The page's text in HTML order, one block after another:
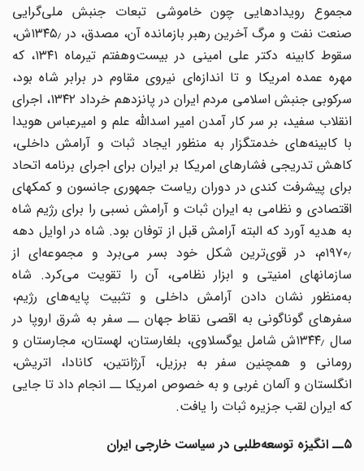
مجموع رویدادهایی چون خاموشی تبعات جنبش ملی‌گرایی
صنعت نفت و مرگ آخرین رهبر بازمانده آن، مصدق، در ۱۳۴۵٫ش‌،
سقوط کابینه دکتر علی امینی در بیست‌وهفتم تیرماه ۱۳۴۱، که
مهره عمده امریکا و تا اندازه‌ای نیروی مقاوم در برابر شاه بود،
سرکوبی جنبش اسلامی مردم ایران در پانزدهم خرداد ۱۳۴۲، اجرای
انقلاب سفید، بر سر کار آمدن امیر اسدالله علم و امیرعباس هویدا
با کابینه‌های خدمتگزار به منظور ایجاد ثبات و آرامش داخلی،
کاهش تدریجی فشارهای امریکا بر ایران برای اجرای برنامه اتحاد
برای پیشرفت کندی در دوران ریاست جمهوری جانسون و کمکهای
اقتصادی و نظامی به ایران ثبات و آرامش نسبی را برای رژیم شاه
به هدیه آورد که البته آرامش قبل از توفان بود. شاه در اوایل دهه
۱۹۷۰٫م، در قوی‌ترین شکل خود بسر می‌برد و مجموعه‌ای از
سازمانهای امنیتی و ابزار نظامی، آن را تقویت می‌کرد. شاه
به‌منظور نشان دادن آرامش داخلی و تثبیت پایه‌های رژیم،
سفرهای گوناگونی به اقصی نقاط جهان ــ سفر به شرق اروپا در
سال ۱۳۴۴٫ش شامل یوگسلاوی، بلغارستان، لهستان، مجارستان و
رومانی و همچنین سفر به برزیل، آرژانتین، کانادا، اتریش،
انگلستان و آلمان غربی و به خصوص امریکا ــ انجام داد تا جایی
که ایران لقب جزیره ثبات را یافت.